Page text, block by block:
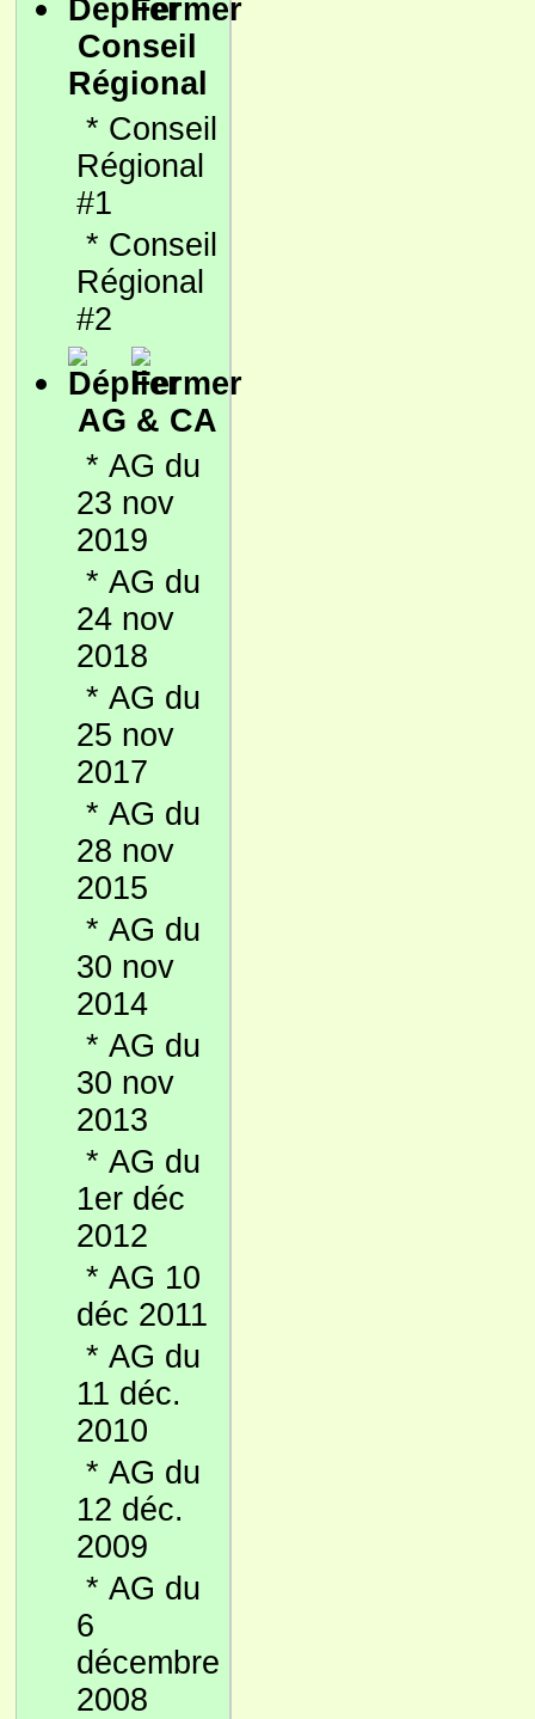
Conseil
Régional
* Conseil
Régional
#1
* Conseil
Régional
#2
AG & CA
* AG du
23 nov
2019
* AG du
24 nov
2018
* AG du
25 nov
2017
* AG du
28 nov
2015
* AG du
30 nov
2014
* AG du
30 nov
2013
* AG du
1er déc
2012
* AG 10
déc 2011
* AG du
11 déc.
2010
* AG du
12 déc.
2009
* AG du
6
décembre
2008